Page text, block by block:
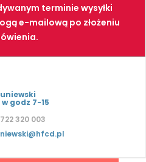
terminie wysyłki
e-mailową po złożeniu
godz 7-15
320 003